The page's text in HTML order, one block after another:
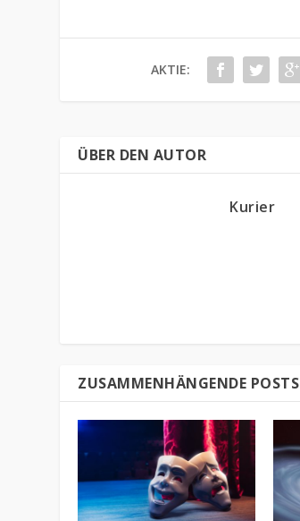
AKTIE:
ÜBER DEN AUTOR
Kurier
ZUSAMMENHÄNGENDE POSTS